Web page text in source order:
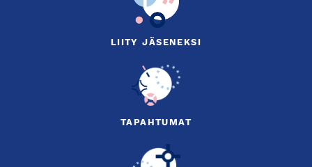
LIITY JÄSENEKSI
TAPAHTUMAT